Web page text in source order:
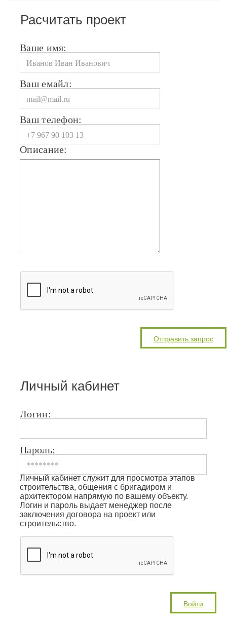
Расчитать проект
Ваше имя:
Ваш емайл:
Ваш телефон:
Описание:
Личный кабинет
Логин:
Пароль:
Личный кабинет служит для просмотра этапов
строительства, общения с бригадиром и
архитектором напрямую по вашему объекту.
Логин и пароль выдает менеджер после
заключения договора на проект или
строительство.